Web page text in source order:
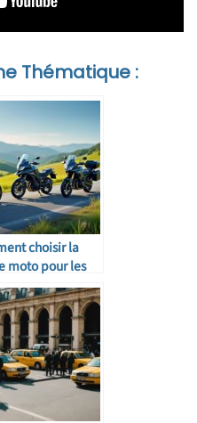
Thématique :
choisir la
moto pour les
distances